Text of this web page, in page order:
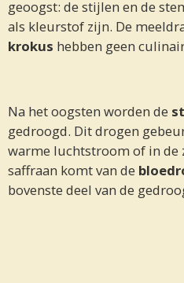
geoogst: de stijlen en de
als kleurstof zijn. De
krokus hebben geen
Na het oogsten worden de
gedroogd. Dit drogen
warme luchtstroom of in de
saffraan komt van de
bovenste deel van de